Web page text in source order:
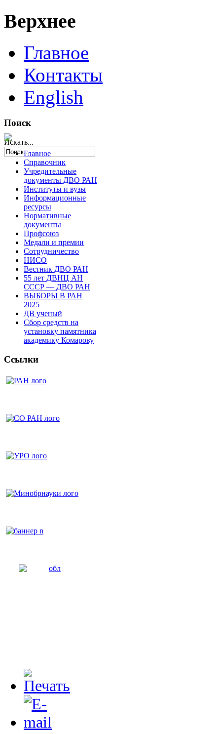
Верхнее
Главное
Контакты
English
Поиск
Искать...
Главное
Справочник
Учредительные
документы ДВО РАН
Институты и вузы
Информационные
ресурсы
Нормативные
документы
Профсоюз
Медали и премии
Сотрудничество
НИСО
Вестник ДВО РАН
55 лет ДВНЦ АН
СССР — ДВО РАН
ВЫБОРЫ В РАН
2025
ДВ ученый
Сбор средств на
установку памятника
академику Комарову
Ссылки